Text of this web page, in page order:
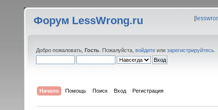
Форум LessWrong.ru [
Добро пожаловать, Гость . Пожалуйста, войдите или зарегистрируйтесь
Начало Помощь Поиск Вход Регистрация